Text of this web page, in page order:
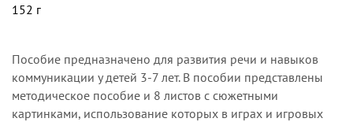
152 г
Пособие предназначено для развития речи и навыков
коммуникации у детей 3-7 лет. В пособии представлены
методическое пособие и 8 листов с сюжетными
картинками, использование которых в играх и игровых